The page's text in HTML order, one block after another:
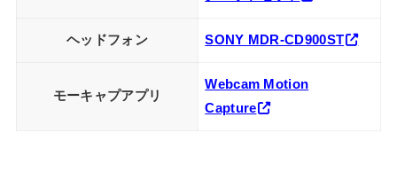
ヘッドフォン SONY MDR-CD900ST
モーキャプアプリ
Webcam Motion
Capture